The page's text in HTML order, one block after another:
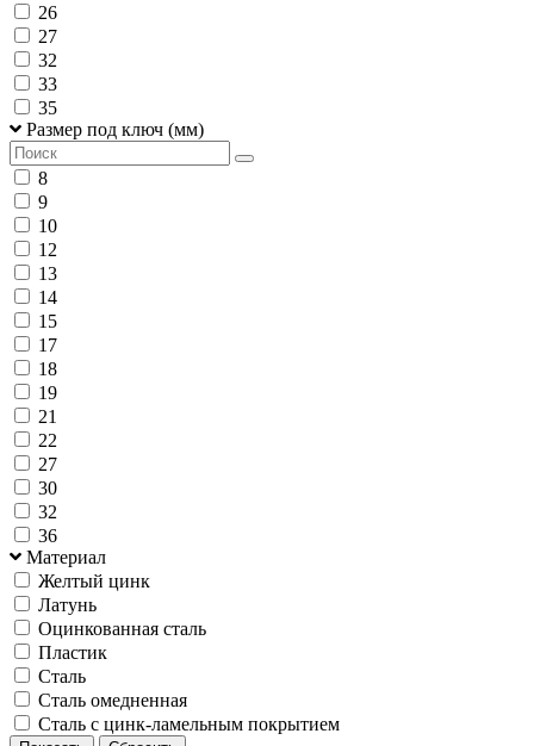
26
27
32
33
35
Размер под ключ (мм)
8
9
10
12
13
14
15
17
18
19
21
22
27
30
32
36
Материал
Желтый цинк
Латунь
Оцинкованная сталь
Пластик
Сталь
Сталь омедненная
Сталь с цинк-ламельным покрытием